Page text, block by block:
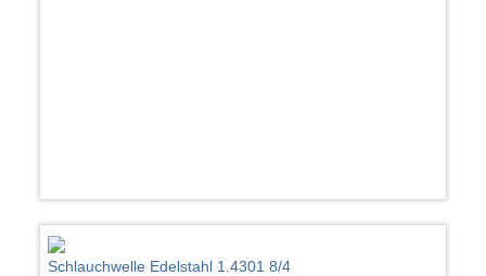
Schlauchwelle Edelstahl 1.4301 8/4